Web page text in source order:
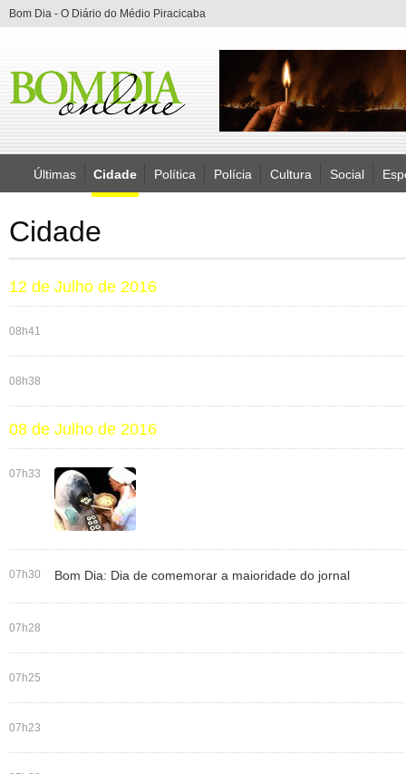
Bom Dia - O Diário do Médio Piracicaba
Últimas Cidade Política Polícia Cultura Social
Cidade
12 de Julho de 2016
08h41
08h38
08 de Julho de 2016
07h33
07h30 Bom Dia: Dia de comemorar a maioridade do jornal
07h28
07h25
07h23